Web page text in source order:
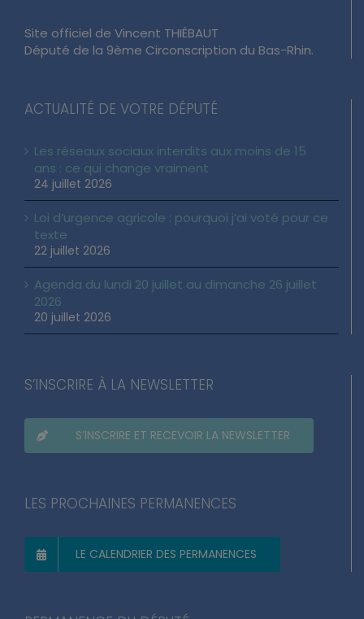
Site officiel de Vincent THIÉBAUT
Les réseaux sociaux interdits aux moins de 15
ans : ce qui change vraiment
24 juillet 2026
Loi d’urgence agricole : pourquoi j’ai voté pour ce
texte
22 juillet 2026
Agenda du lundi 20 juillet au dimanche 26 juillet
2026
20 juillet 2026
S’INSCRIRE ET RECEVOIR LA NEWSLETTER
LE CALENDRIER DES PERMANENCES